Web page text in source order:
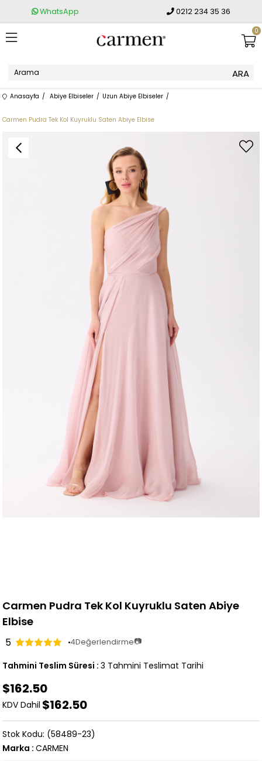
WhatsApp 0212 234 35 36
0
Anasayfa Abiye Elbiseler Uzun Abiye Elbiseler
Carmen Pudra Tek Kol Kuyruklu Saten Abiye Elbise
Carmen Pudra Tek Kol Kuyruklu Saten Abiye
Elbise
5 4Değerlendirme📷
Tahmini Teslim Süresi : 3 Tahmini Teslimat Tarihi
$162.50
KDV Dahil $162.50
(58489-23)
Marka : CARMEN